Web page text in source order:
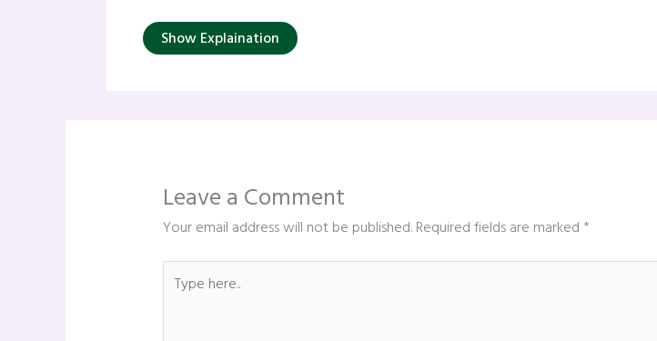
Show Explaination
Leave a Comment
Your email address will not be published. Required fields are marked *
here..